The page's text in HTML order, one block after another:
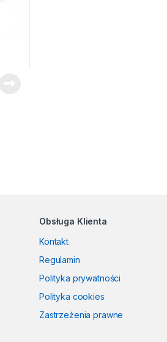
Obsługa Klienta
Kontakt
Regulamin
Polityka prywatności
Polityka cookies
Zastrzeżenia prawne